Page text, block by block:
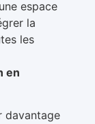
espace
la
les
en
davantage